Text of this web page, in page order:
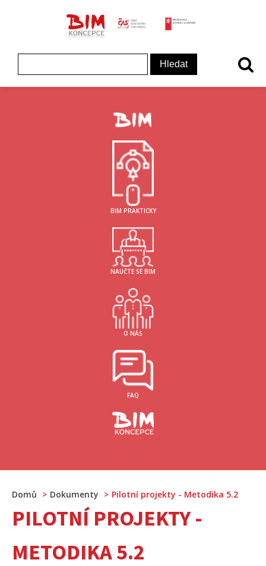
Koncepce BIM - logo
ČAS - logo
BIM PRAKTICKY
NAUČTE SE BIM
O NÁS
FAQ
Domů Dokumenty Pilotní projekty - Metodika 5.2
PILOTNÍ PROJEKTY -
METODIKA 5.2